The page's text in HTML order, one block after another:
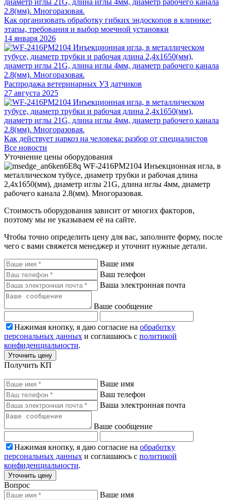
Как организовать обработку гибких эндоскопов в клинике:
этапы, требования и выбор моечной установки
14 января 2026
Распродажа ветеринарных УЗ датчиков
27 августа 2025
Как действует наркоз на человека: разбор от специалистов
Все новости
Уточнение цены оборудования
WF-2416РМ2104 Инъекционная игла, в
металлическом тубусе, диаметр трубки и рабочая длина
2,4х1650(мм), диаметр иглы 21G, длина иглы 4мм, диаметр
рабочего канала 2.8(мм). Многоразовая.
Стоимость оборудования зависит от многих факторов,
поэтому мы не указываем её на сайте.
Чтобы точно определить цену для вас, заполните форму, после
чего с вами свяжется менеджер и уточнит нужные детали.
Ваше имя
Ваш телефон
Ваша электронная почта
Ваше сообщение
Нажимая кнопку, я даю согласие на обработку
персональных данных и соглашаюсь с политикой
конфиденциальности.
Уточнить цену
Получить КП
Ваше имя
Ваш телефон
Ваша электронная почта
Ваше сообщение
Нажимая кнопку, я даю согласие на обработку
персональных данных и соглашаюсь с политикой
конфиденциальности.
Уточнить цену
Вопрос
Ваше имя